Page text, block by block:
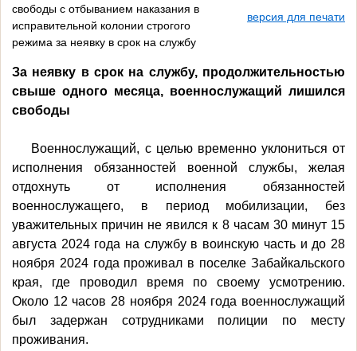
свободы с отбыванием наказания в
исправительной колонии строгого
режима за неявку в срок на службу
версия для печати
За неявку в срок на службу, продолжительностью
свыше одного месяца, военнослужащий лишился
свободы
Военнослужащий, с целью временно уклониться от
исполнения обязанностей военной службы, желая
отдохнуть от исполнения обязанностей
военнослужащего, в период мобилизации, без
уважительных причин не явился к 8 часам 30 минут 15
августа 2024 года на службу в воинскую часть и до 28
ноября 2024 года проживал в поселке Забайкальского
края, где проводил время по своему усмотрению.
Около 12 часов 28 ноября 2024 года военнослужащий
был задержан сотрудниками полиции по месту
проживания.